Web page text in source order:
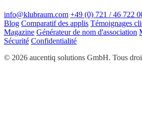
info@klubraum.com +49 (0) 721 / 46 722
Blog Comparatif des applis Témoignages
Magazine Générateur de nom d'association
Sécurité Confidentialité
© 2026 aucentiq solutions GmbH. Tous